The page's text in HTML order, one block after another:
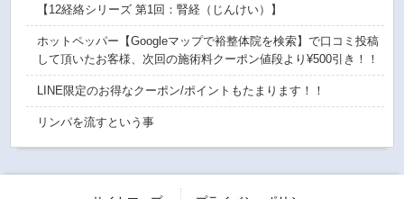
【12経絡シリーズ 第1回：腎経（じんけい）】
ホットペッパー【Googleマップで裕整体院を検索】で口コミ投稿
して頂いたお客様、次回の施術料クーポン値段より¥500引き！！
LINE限定のお得なクーポン/ポイントもたまります！！
リンパを流すという事